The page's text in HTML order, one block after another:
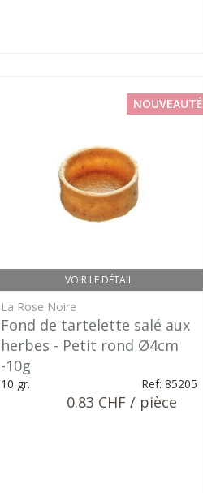
VOIR LE DÉTAIL
NOUVEAUTÉ
La Rose Noire
Fond de tartelette salé aux
herbes - Petit rond Ø4cm
-10g
10 gr. Ref: 85205
0.83 CHF / pièce